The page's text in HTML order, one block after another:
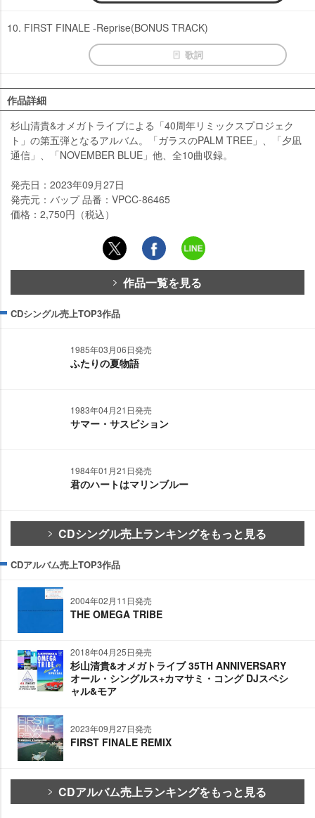
10. FIRST FINALE -Reprise(BONUS TRACK)
歌詞
作品詳細
杉山清貴&オメガトライブによる「40周年リミックスプロジェク
ト」の第五弾となるアルバム。「ガラスのPALM TREE」、「夕凪
通信」、「NOVEMBER BLUE」他、全10曲収録。
発売日：2023年09月27日
発売元：バップ 品番：VPCC-86465
価格：2,750円（税込）
作品一覧を見る
CDシングル売上TOP3作品
1985年03月06日発売
ふたりの夏物語
1983年04月21日発売
サマー・サスピション
1984年01月21日発売
君のハートはマリンブルー
CDシングル売上ランキングをもっと見る
CDアルバム売上TOP3作品
2004年02月11日発売
THE OMEGA TRIBE
2018年04月25日発売
杉山清貴&オメガトライブ 35TH ANNIVERSARY
オール・シングルス+カマサミ・コング DJスペシ
ャル&モア
2023年09月27日発売
FIRST FINALE REMIX
CDアルバム売上ランキングをもっと見る